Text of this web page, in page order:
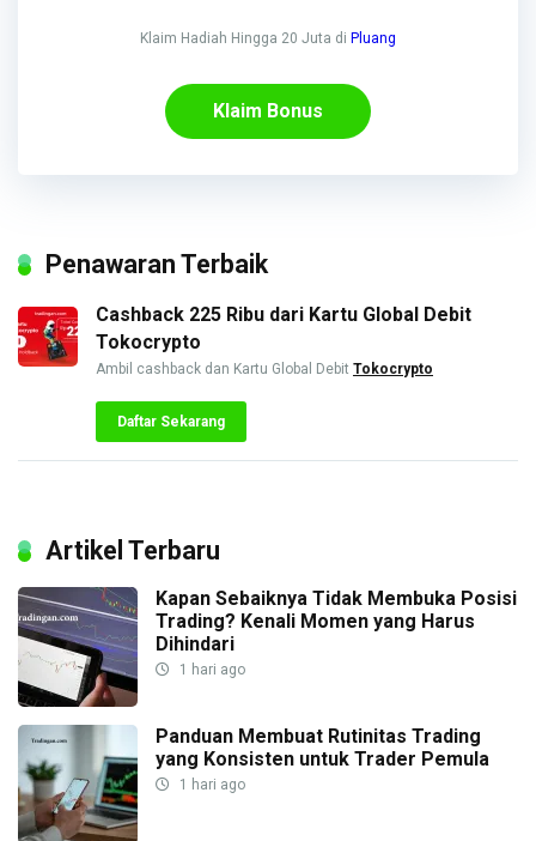
Klaim Hadiah Hingga 20 Juta di Pluang
Klaim Bonus
Penawaran Terbaik
Cashback 225 Ribu dari Kartu Global Debit
Tokocrypto
Ambil cashback dan Kartu Global Debit Tokocrypto
Daftar Sekarang
Artikel Terbaru
Kapan Sebaiknya Tidak Membuka Posisi
Trading? Kenali Momen yang Harus
Dihindari
1 hari ago
Panduan Membuat Rutinitas Trading
yang Konsisten untuk Trader Pemula
1 hari ago